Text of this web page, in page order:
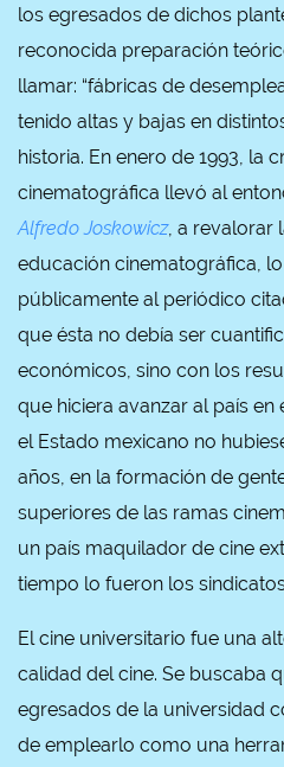
los egresados de dichos
reconocida preparación
llamar: “fábricas de
tenido altas y bajas en
historia. En enero de 1993, la
cinematográfica llevó al
Alfredo Joskowicz, a revalorar
educación cinematográfica,
públicamente al periódico
que ésta no debía ser
económicos, sino con los
que hiciera avanzar al país en
el Estado mexicano no
años, en la formación de
superiores de las ramas
un país maquilador de cine
tiempo lo fueron los
El cine universitario fue una
calidad del cine. Se buscaba
egresados de la universidad
de emplearlo como una